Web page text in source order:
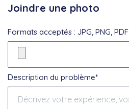
Joindre une photo
Formats acceptés : JPG, PNG, PDF
Description du problème*